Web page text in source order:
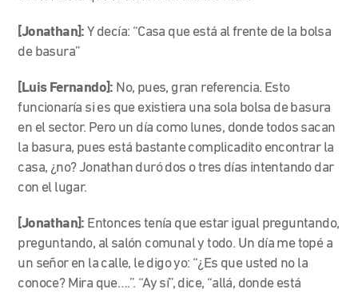
[Jonathan]:Y decía: “Casa que está al frente de la bolsa
de basura”
[Luis Fernando]: No, pues, gran referencia. Esto
funcionaría si es que existiera una sola bolsa de basura
en el sector. Pero un día como lunes, donde todos sacan
la basura, pues está bastante complicadito encontrar la
casa, ¿no? Jonathan duró dos o tres días intentando dar
con el lugar.
[Jonathan]: Entonces tenía que estar igual preguntando,
preguntando, al salón comunal y todo. Un día me topé a
un señor en la calle, le digo yo: “¿Es que usted no la
conoce? Mira que….”. “Ay sí”, dice, “allá, donde está